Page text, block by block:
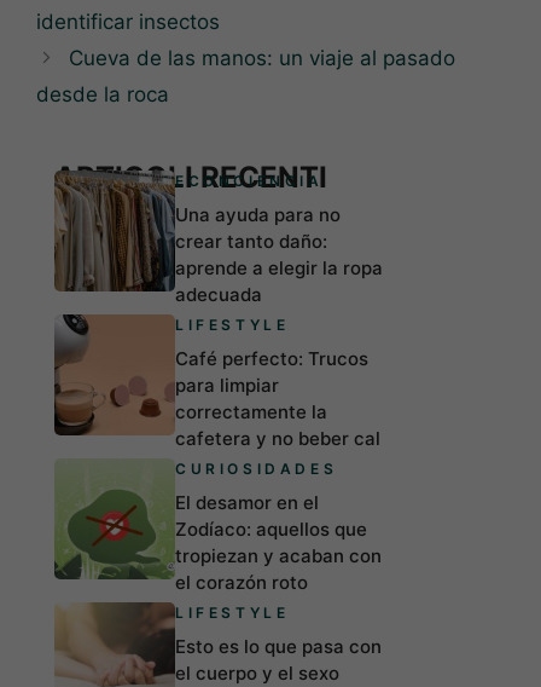
identificar insectos
Cueva de las manos: un viaje al pasado
desde la roca
ARTICOLI RECENTI
ECONCIENCIA
Una ayuda para no
crear tanto daño:
aprende a elegir la ropa
adecuada
LIFESTYLE
Café perfecto: Trucos
para limpiar
correctamente la
cafetera y no beber cal
CURIOSIDADES
El desamor en el
Zodíaco: aquellos que
tropiezan y acaban con
el corazón roto
LIFESTYLE
Esto es lo que pasa con
el cuerpo y el sexo